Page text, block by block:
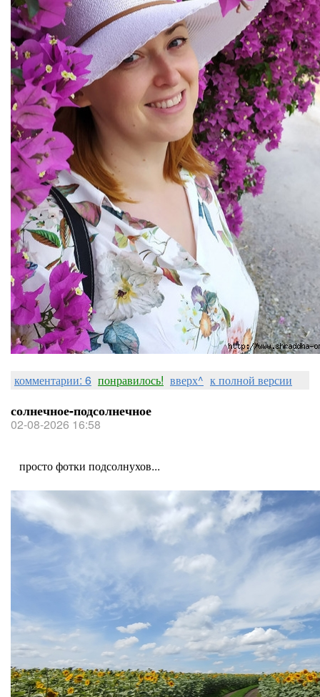
комментарии: 6 понравилось! вверх^ к полной версии
солнечное-подсолнечное
02-08-2026 16:58
просто фотки подсолнухов...